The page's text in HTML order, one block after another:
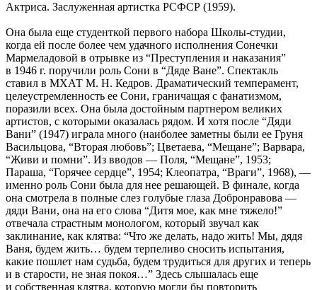
Актриса. Заслуженная артистка РСФСР (1959).
Она была еще студенткой первого набора Школы-студии,
когда ей после более чем удачного исполнения Сонечки
Мармеладовой в отрывке из “Преступления и наказания”
в 1946 г. поручили роль Сони в “Дяде Ване”. Спектакль
ставил в МХАТ М. Н. Кедров. Драматический темперамент,
целеустремленность ее Сони, граничащая с фанатизмом,
поразили всех. Она была достойным партнером великих
артистов, с которыми оказалась рядом. И хотя после “Дяди
Вани” (1947) играла много (наиболее заметны были ее Груня
Васильцова, “Вторая любовь”; Цветаева, “Мещане”; Варвара,
“Живи и помни”. Из вводов — Поля, “Мещане”, 1953;
Параша, “Горячее сердце”, 1954; Клеопатра, “Враги”, 1968), —
именно роль Сони была для нее решающей. В финале, когда
она смотрела в полные слез голубые глаза Добронравова —
дяди Вани, она на его слова “Дитя мое, как мне тяжело!”
отвечала страстным монологом, который звучал как
заклинание, как клятва: “Что же делать, надо жить! Мы, дядя
Ваня, будем жить… будем терпеливо сносить испытания,
какие пошлет нам судьба, будем трудиться для других и теперь
и в старости, не зная покоя…” Здесь слышалась еще
и собственная клятва, которую могли бы повторить